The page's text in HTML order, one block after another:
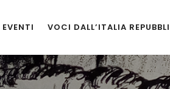
EVENTI VOCI DALL’ITALIA